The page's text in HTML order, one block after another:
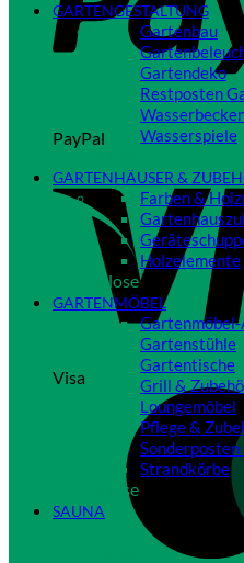
PayPal
Visa
GARTENGESTALTUNG
Gartenbau
Gartendeko
Restposten
Wasserspiele
GARTENHÄUSER &
Farben &
Holzelemente
Close
GARTENMÖBEL
Gartenstühle
Gartentische
Grill &
Loungemöbel
Pflege &
Strandkörbe
Close
SAUNA